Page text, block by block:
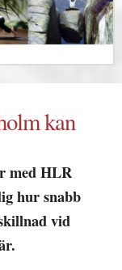
kan
med HLR
hur snabb
vid